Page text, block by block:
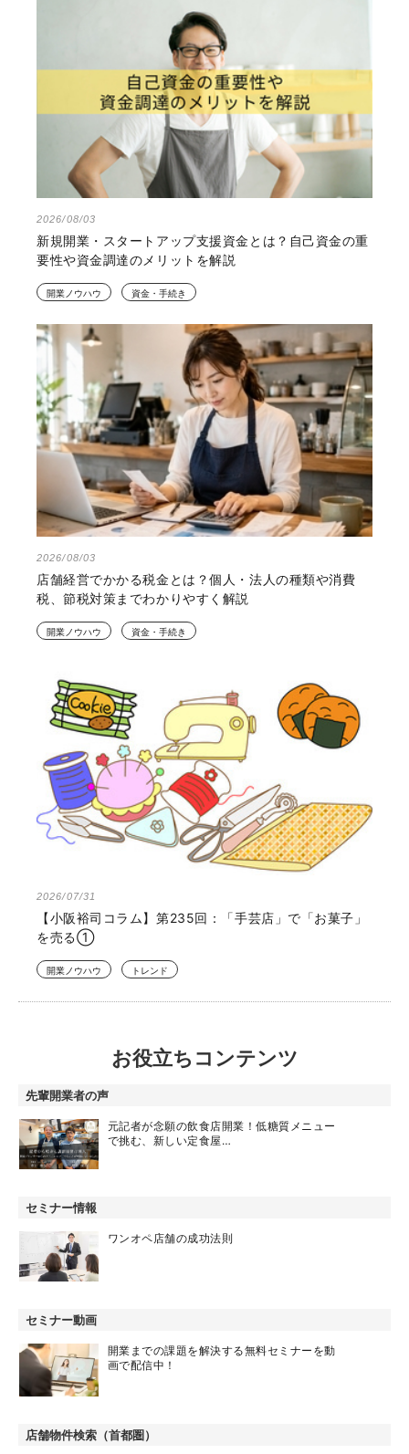
2026/08/03
新規開業・スタートアップ支援資金とは？自己資金の重
要性や資金調達のメリットを解説
開業ノウハウ 資金・手続き
2026/08/03
店舗経営でかかる税金とは？個人・法人の種類や消費
税、節税対策までわかりやすく解説
開業ノウハウ 資金・手続き
2026/07/31
【小阪裕司コラム】第235回：「手芸店」で「お菓子」
を売る①
開業ノウハウ トレンド
お役立ちコンテンツ
先輩開業者の声
元記者が念願の飲食店開業！低糖質メニュー
で挑む、新しい定食屋…
セミナー情報
ワンオペ店舗の成功法則
セミナー動画
開業までの課題を解決する無料セミナーを動
画で配信中！
店舗物件検索（首都圏）